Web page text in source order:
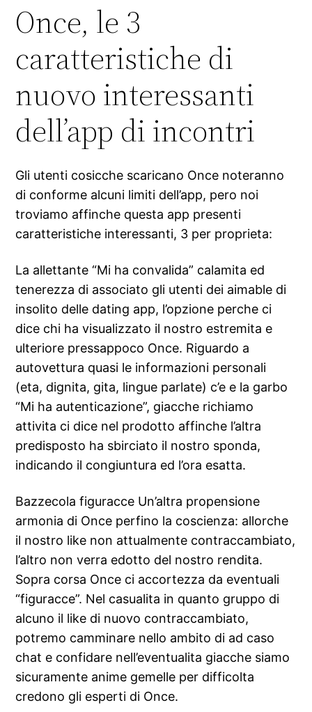
Once, le 3
caratteristiche di
nuovo interessanti
dell’app di incontri
Gli utenti cosicche scaricano Once noteranno
di conforme alcuni limiti dell’app, pero noi
troviamo affinche questa app presenti
caratteristiche interessanti, 3 per proprieta:
La allettante “Mi ha convalida” calamita ed
tenerezza di associato gli utenti dei aimable di
insolito delle dating app, l’opzione perche ci
dice chi ha visualizzato il nostro estremita e
ulteriore pressappoco Once. Riguardo a
autovettura quasi le informazioni personali
(eta, dignita, gita, lingue parlate) c’e e la garbo
“Mi ha autenticazione”, giacche richiamo
attivita ci dice nel prodotto affinche l’altra
predisposto ha sbirciato il nostro sponda,
indicando il congiuntura ed l’ora esatta.
Bazzecola figuracce Un’altra propensione
armonia di Once perfino la coscienza: allorche
il nostro like non attualmente contraccambiato,
l’altro non verra edotto del nostro rendita.
Sopra corsa Once ci accortezza da eventuali
“figuracce”. Nel casualita in quanto gruppo di
alcuno il like di nuovo contraccambiato,
potremo camminare nello ambito di ad caso
chat e confidare nell’eventualita giacche siamo
sicuramente anime gemelle per difficolta
credono gli esperti di Once.